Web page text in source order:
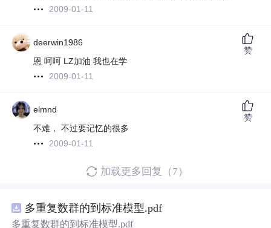
2009-01-11
deerwin1986
恩 呵呵 LZ加油 我也在学
2009-01-11
赞
elmnd
不难， 不过要记忆的很多
2009-01-11
赞
加载更多回复（7）
多重复数群的到标准模型.pdf
多重复数群的到标准模型.pdf